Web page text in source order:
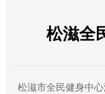
松滋全
松滋市全民健身中